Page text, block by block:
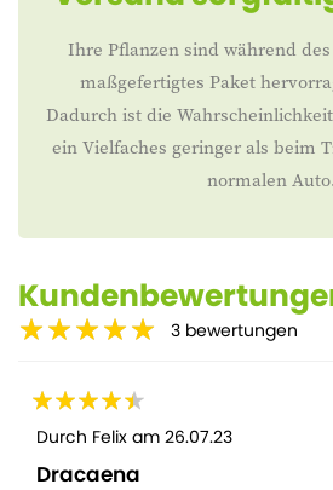
Ihre Pflanzen sind während
maßgefertigtes Paket
Dadurch ist die
ein Vielfaches geringer als beim
normalen Auto.
3 bewertungen
Durch Felix am 26.07.23
Dracaena